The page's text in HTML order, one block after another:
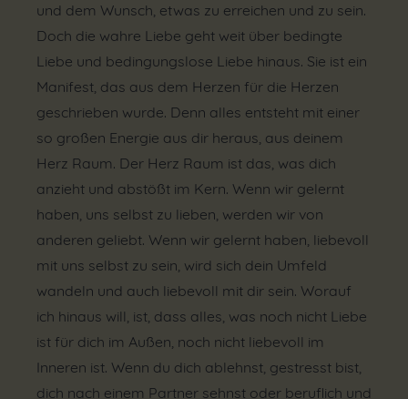
und dem Wunsch, etwas zu erreichen und zu sein.
Doch die wahre Liebe geht weit über bedingte
Liebe und bedingungslose Liebe hinaus. Sie ist ein
Manifest, das aus dem Herzen für die Herzen
geschrieben wurde. Denn alles entsteht mit einer
so großen Energie aus dir heraus, aus deinem
Herz Raum. Der Herz Raum ist das, was dich
anzieht und abstößt im Kern. Wenn wir gelernt
haben, uns selbst zu lieben, werden wir von
anderen geliebt. Wenn wir gelernt haben, liebevoll
mit uns selbst zu sein, wird sich dein Umfeld
wandeln und auch liebevoll mit dir sein. Worauf
ich hinaus will, ist, dass alles, was noch nicht Liebe
ist für dich im Außen, noch nicht liebevoll im
Inneren ist. Wenn du dich ablehnst, gestresst bist,
dich nach einem Partner sehnst oder beruflich und